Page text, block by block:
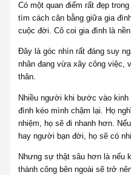
Có một quan điểm rất đẹp
tìm cách cân bằng giữa gia
cuộc đời. Cô coi gia đình là
Đây là góc nhìn rất đáng suy
nhân đang vừa xây công việc,
thân.
Nhiều người khi bước vào
đình kéo mình chậm lại. Họ
nhiệm, họ sẽ đi nhanh hơn.
hay người bạn đời, họ sẽ có
Nhưng sự thật sâu hơn là nếu
thành công bên ngoài sẽ trở